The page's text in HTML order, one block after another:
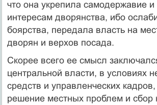
что она укрепила самодержавие и
интересам дворянства, ибо
боярства, передала власть на
дворян и верхов посада.
Скорее всего ее смысл
центральной власти, в условиях
средств и управленческих
решение местных проблем и сбор